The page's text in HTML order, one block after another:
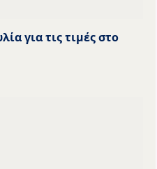
για τις τιμές στο